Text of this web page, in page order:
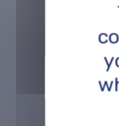
ZUR